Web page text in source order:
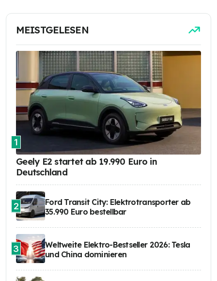
MEISTGELESEN
1
Geely E2 startet ab 19.990 Euro in
Deutschland
2
Ford Transit City: Elektrotransporter ab
35.990 Euro bestellbar
3
Weltweite Elektro-Bestseller 2026: Tesla
und China dominieren